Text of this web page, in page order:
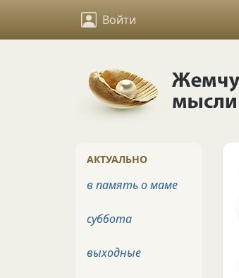
Войти
АКТУАЛЬНО
в память о маме
суббота
выходные